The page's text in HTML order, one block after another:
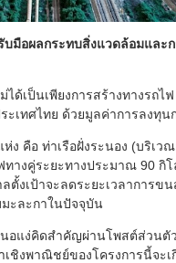
อผลกระทบสิ่งแวดล้อมและก
ได้เป็นเพียงการสร้างทางรถไ
เทศไทย ด้วยมูลค่าการลงทุ
คือ ท่าเรือฝั่งระนอง (บริเว
างคู่ระยะทางประมาณ 90 กิ
งเป้าจะลดระยะเวลาการ
มะละกาในปัจจุบัน
อแง่คิดสำคัญผ่านโพสต์ส่วนตั
ชิงพาณิชย์ของโครงการนี้จะเ